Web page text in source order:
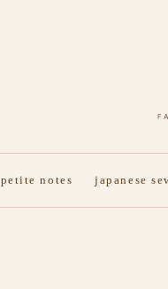
petite notes japanese